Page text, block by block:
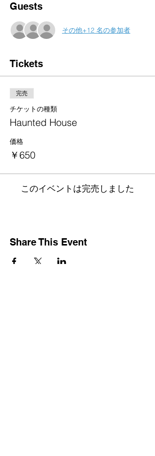
Guests
その他+12 名の参加者
Tickets
完売
チケットの種類
Haunted House
価格
￥650
このイベントは完売しました
Share This Event